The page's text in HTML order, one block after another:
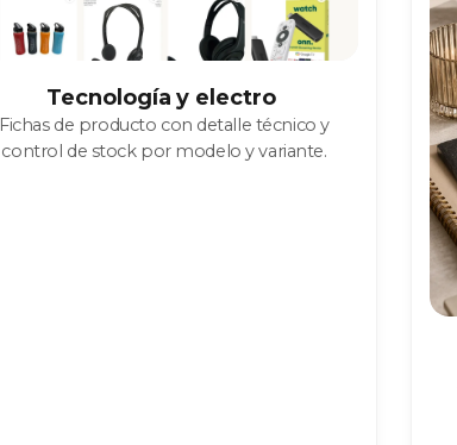
Tecnología y electro
Fichas de producto con detalle técnico y
control de stock por modelo y variante.